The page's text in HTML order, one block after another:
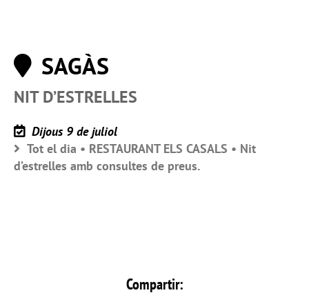
SAGÀS
NIT D’ESTRELLES
Dijous 9 de juliol
Tot el dia • RESTAURANT ELS CASALS • Nit
d’estrelles amb consultes de preus.
Compartir: